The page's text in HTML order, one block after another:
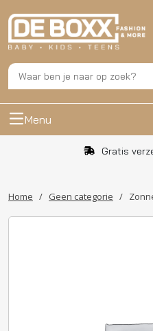
Menu
Gratis
Home / Geen categorie /